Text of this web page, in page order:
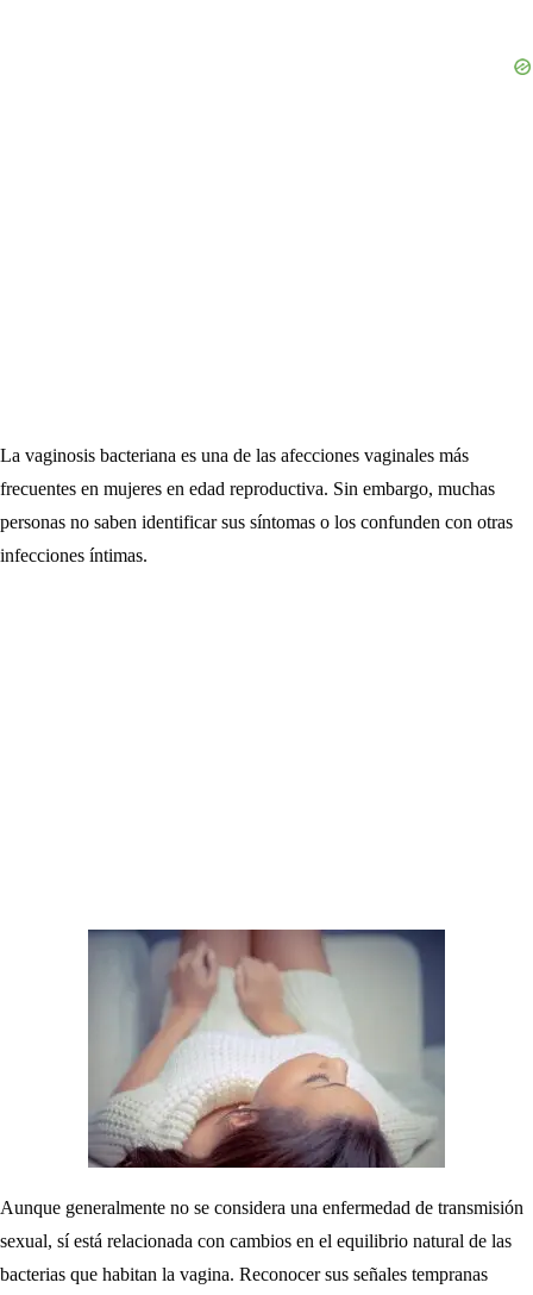
La vaginosis bacteriana es una de las afecciones vaginales más
frecuentes en mujeres en edad reproductiva. Sin embargo, muchas
personas no saben identificar sus síntomas o los confunden con otras
infecciones íntimas.
Aunque generalmente no se considera una enfermedad de transmisión
sexual, sí está relacionada con cambios en el equilibrio natural de las
bacterias que habitan la vagina. Reconocer sus señales tempranas